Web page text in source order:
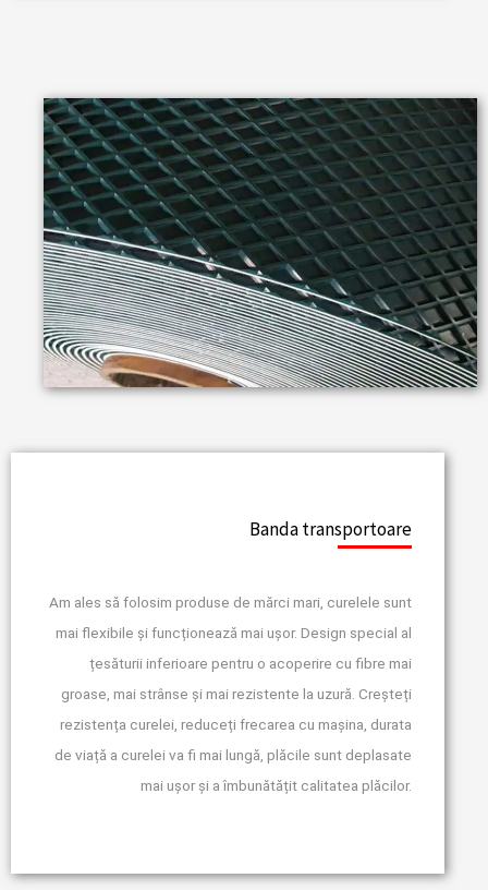
Banda transportoare
Am ales să folosim produse de mărci mari, curelele sunt
mai flexibile și funcționează mai ușor. Design special al
țesăturii inferioare pentru o acoperire cu fibre mai
groase, mai strânse și mai rezistente la uzură. Creșteți
rezistența curelei, reduceți frecarea cu mașina, durata
de viață a curelei va fi mai lungă, plăcile sunt deplasate
mai ușor și a îmbunătățit calitatea plăcilor.